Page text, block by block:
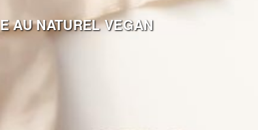
AU NATUREL VEGAN